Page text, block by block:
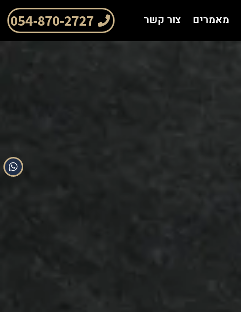
מאמרים צור קשר 054-870-2727